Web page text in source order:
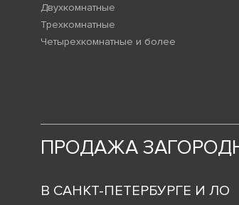
Двухкомнатные
Трехкомнатные
Четырехкомнатные и более
ПРОДАЖА
В САНКТ-ПЕТЕРБУРГЕ И ЛО